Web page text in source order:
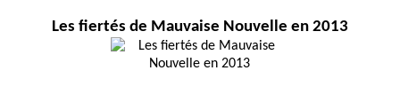
Les fiertés de Mauvaise Nouvelle en 2013